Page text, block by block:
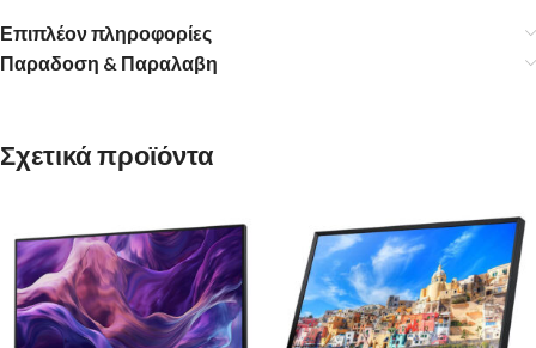
Επιπλέον πληροφορίες
Παραδοση & Παραλαβη
Σχετικά προϊόντα